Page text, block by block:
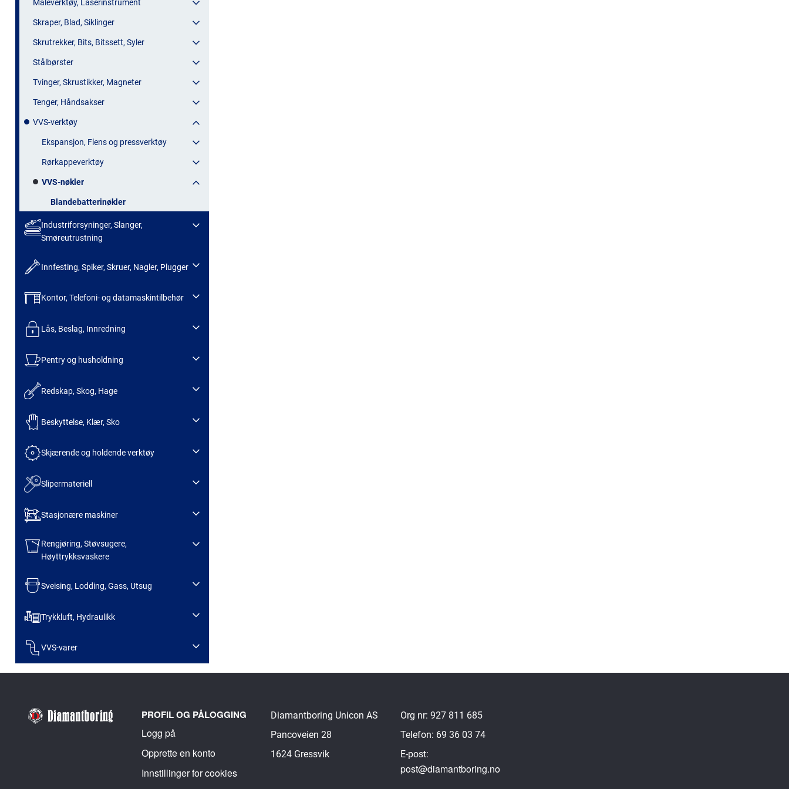
Måleverktøy, Laserinstrument
Skraper, Blad, Siklinger
Skrutrekker, Bits, Bitssett, Syler
Stålbørster
Tvinger, Skrustikker, Magneter
Tenger, Håndsakser
VVS-verktøy
Ekspansjon, Flens og pressverktøy
Rørkappeverktøy
VVS-nøkler
Blandebatterinøkler
Industriforsyninger, Slanger,
Smøreutrustning
Innfesting, Spiker, Skruer, Nagler, Plugger
Kontor, Telefoni- og datamaskintilbehør
Lås, Beslag, Innredning
Pentry og husholdning
Redskap, Skog, Hage
Beskyttelse, Klær, Sko
Skjærende og holdende verktøy
Slipermateriell
Stasjonære maskiner
Rengjøring, Støvsugere,
Høyttrykksvaskere
Sveising, Lodding, Gass, Utsug
Trykkluft, Hydraulikk
VVS-varer
PROFIL OG PÅLOGGING
Logg på
Opprette en konto
Innstillinger for cookies
Diamantboring Unicon AS
Pancoveien 28
1624 Gressvik
Org nr: 927 811 685
Telefon: 69 36 03 74
E-post:
post@diamantboring.no